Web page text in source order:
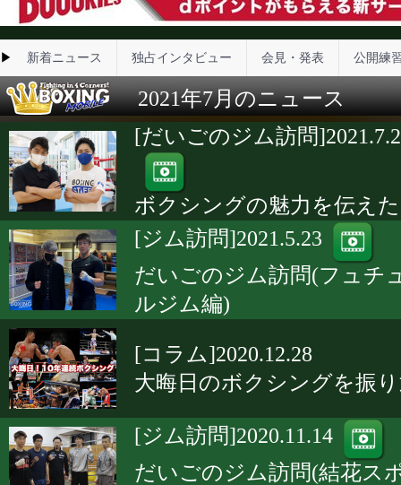
▶ 新着ニュース 独占インタビュー 会見・発表 公開練
2021年7月のニュース
[だいごのジム訪問
ボクシングの魅力を伝え
[ジム訪問]2021.5.23
だいごのジム訪問(フュチ
ルジム編)
[コラム]2020.12.28
大晦日のボクシングを振
[ジム訪問]2020.11.14
だいごのジム訪問(結花ス